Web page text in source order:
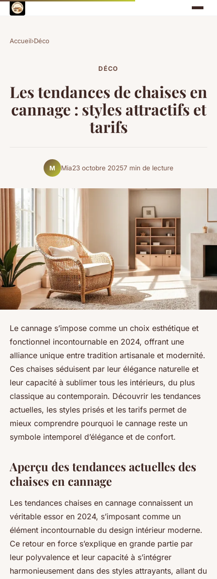
Accueil›Déco
DÉCO
Les tendances de chaises en
cannage : styles attractifs et
tarifs
M Mia23 octobre 20257 min de lecture
Le cannage s’impose comme un choix esthétique et
fonctionnel incontournable en 2024, offrant une
alliance unique entre tradition artisanale et modernité.
Ces chaises séduisent par leur élégance naturelle et
leur capacité à sublimer tous les intérieurs, du plus
classique au contemporain. Découvrir les tendances
actuelles, les styles prisés et les tarifs permet de
mieux comprendre pourquoi le cannage reste un
symbole intemporel d’élégance et de confort.
Aperçu des tendances actuelles des
chaises en cannage
Les tendances chaises en cannage connaissent un
véritable essor en 2024, s’imposant comme un
élément incontournable du design intérieur moderne.
Ce retour en force s’explique en grande partie par
leur polyvalence et leur capacité à s’intégrer
harmonieusement dans des styles attrayants, allant du